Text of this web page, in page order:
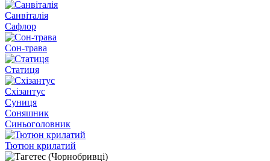
Санвіталія
Сафлор
Сон-трава
Статиця
Схізантус
Суниця
Соняшник
Синьоголовник
Тютюн крилатий